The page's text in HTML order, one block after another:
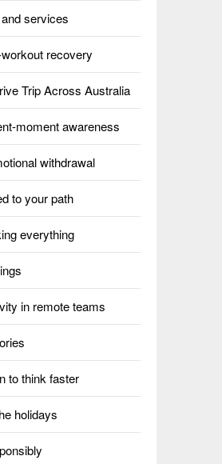
services
recovery
Trip Across Australia
moment awareness
withdrawal
to your path
everything
in remote teams
to think faster
holidays